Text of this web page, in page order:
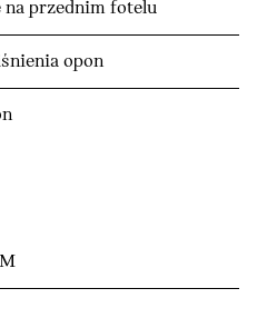
przednim fotelu
opon